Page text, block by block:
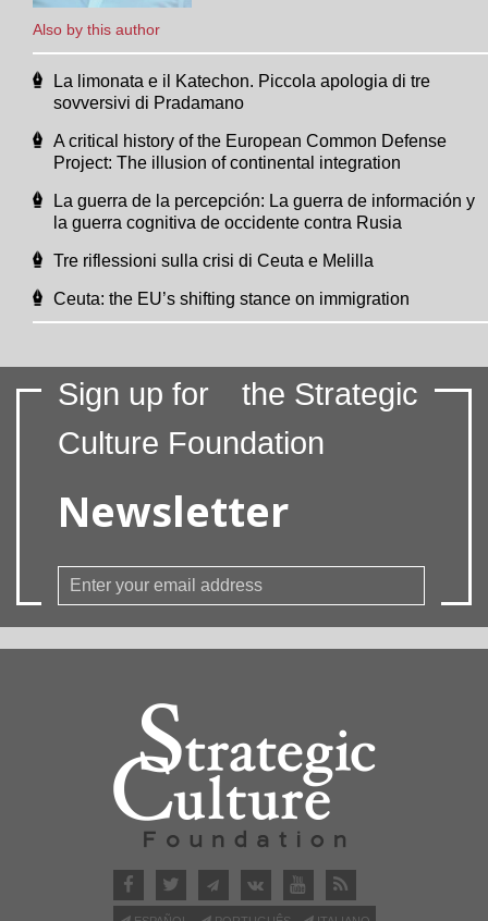
Also by this author
La limonata e il Katechon. Piccola apologia di tre
sovversivi di Pradamano
A critical history of the European Common Defense
Project: The illusion of continental integration
La guerra de la percepción: La guerra de información y
la guerra cognitiva de occidente contra Rusia
Tre riflessioni sulla crisi di Ceuta e Melilla
Ceuta: the EU’s shifting stance on immigration
Sign up for
the Strategic
Culture Foundation
Newsletter